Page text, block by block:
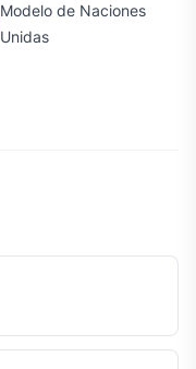
Modelo de Naciones
Unidas